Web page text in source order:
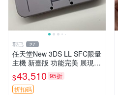
觀己 27
任天堂New 3DS LL SFC限量
主機 新臺版 功能完美 展現如
新 SFC遊戲機 主機 neo3dsll
記憶卡版
$43,510 95折
折扣碼